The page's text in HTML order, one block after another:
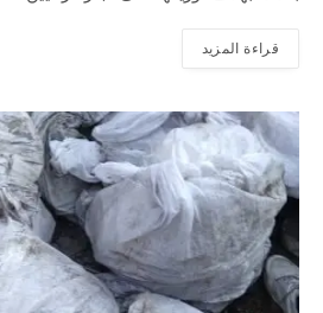
قراءة المزيد